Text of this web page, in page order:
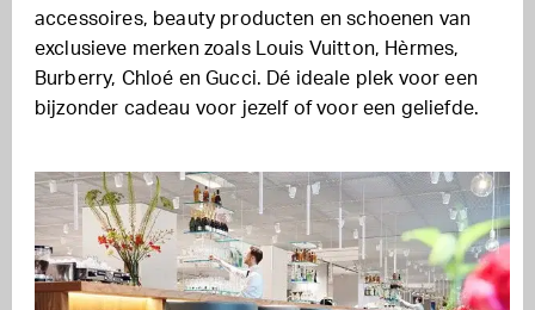
accessoires, beauty producten en schoenen van
exclusieve merken zoals Louis Vuitton, Hèrmes,
Burberry, Chloé en Gucci. Dé ideale plek voor een
bijzonder cadeau voor jezelf of voor een geliefde.